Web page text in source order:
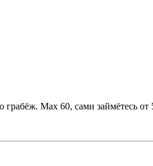
Мах 60, сами займётесь от